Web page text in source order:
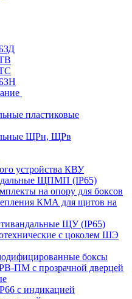
пластиковые
ЩРн, ЩРв
устройства КВУ
ЩПМП (IP65)
на опору для боксов
КМА для щитов на
ЩУ (IP65)
с цоколем ШЭ
боксы
с прозрачной дверцей
с индикацией